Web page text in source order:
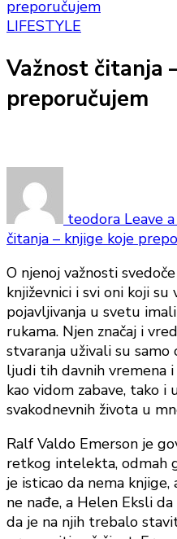
preporučujem
LIFESTYLE
Važnost čitanja
preporučujem
teodora Leave
čitanja – knjige koje
O njenoj važnosti
književnici i svi oni koji su
pojavljivanja u svetu
rukama. Njen značaj i
stvaranja uživali su
ljudi tih davnih vremena
kao vidom zabave, tako i
svakodnevnih života u
Ralf Valdo Emerson je
retkog intelekta, odmah
je isticao da nema
ne nađe, a Helen Eksli
da je na njih trebalo